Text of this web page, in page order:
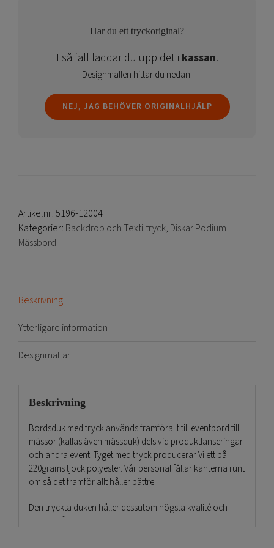
Har du ett tryckoriginal?
I så fall laddar du upp det i kassan.
Designmallen hittar du nedan.
NEJ, JAG BEHÖVER ORIGINALHJÄLP
Artikelnr:5196-12004
Kategorier: Backdrop och Textiltryck, Diskar Podium
Mässbord
Beskrivning
Ytterligare information
Designmallar
Beskrivning
Bordsduk med tryck används framförallt till eventbord till
mässor (kallas även mässduk) dels vid produktlanseringar
och andra event. Tyget med tryck producerar Vi ett på
220grams tjock polyester. Vår personal fållar kanterna runt
om så det framför allt håller bättre.
Den tryckta duken håller dessutom högsta kvalité och